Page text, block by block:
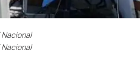
Nacional
Nacional